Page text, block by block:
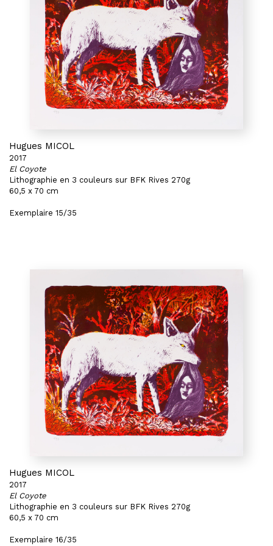
Hugues MICOL
2017
El Coyote
Lithographie en 3 couleurs sur BFK Rives 270g
60,5 x 70 cm
Exemplaire 15/35
Hugues MICOL
2017
El Coyote
Lithographie en 3 couleurs sur BFK Rives 270g
60,5 x 70 cm
Exemplaire 16/35